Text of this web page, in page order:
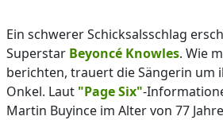
Ein schwerer Schicksalsschlag
Superstar Beyoncé Knowles. Wie
berichten, trauert die Sängerin um
Onkel. Laut "Page Six"-
Martin Buyince im Alter von 77